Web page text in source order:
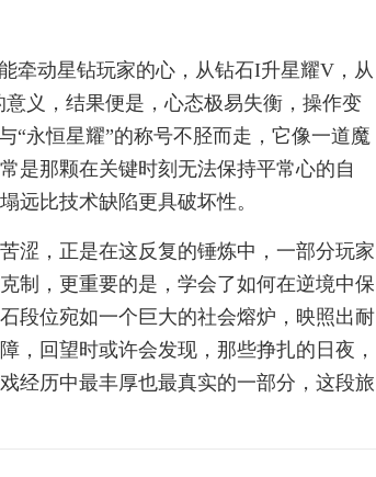
牵动星钻玩家的心，从钻石I升星耀V，从
义，结果便是，心态极易失衡，操作变
“永恒星耀”的称号不胫而走，它像一道魔
是那颗在关键时刻无法保持平常心的自
远比技术缺陷更具破坏性。
涩，正是在这反复的锤炼中，一部分玩家
制，更重要的是，学会了如何在逆境中保
段位宛如一个巨大的社会熔炉，映照出耐
，回望时或许会发现，那些挣扎的日夜，
经历中最丰厚也最真实的一部分，这段旅